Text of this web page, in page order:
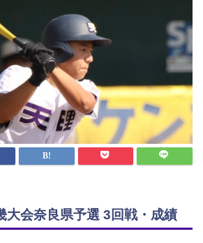
大会奈良県予選 3回戦・成績